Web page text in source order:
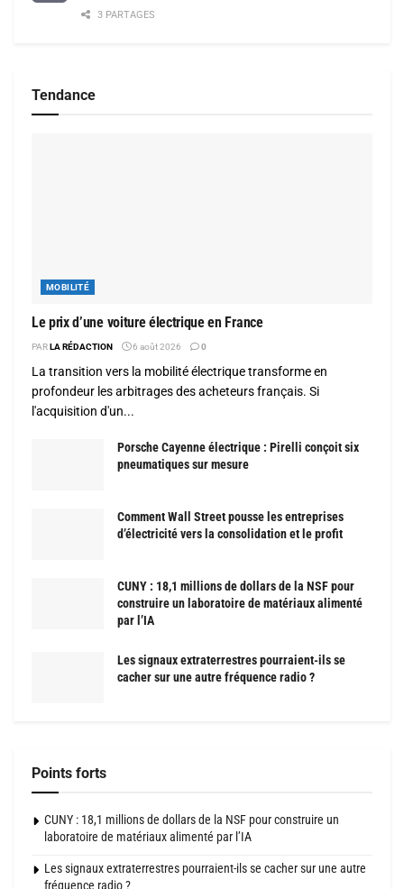
3 PARTAGES
Tendance
MOBILITÉ
Le prix d’une voiture électrique en France
PARLA RÉDACTION 6 août 2026 0
La transition vers la mobilité électrique transforme en
profondeur les arbitrages des acheteurs français. Si
l'acquisition d'un...
Porsche Cayenne électrique : Pirelli conçoit six
pneumatiques sur mesure
Comment Wall Street pousse les entreprises
d’électricité vers la consolidation et le profit
CUNY : 18,1 millions de dollars de la NSF pour
construire un laboratoire de matériaux alimenté
par l’IA
Les signaux extraterrestres pourraient-ils se
cacher sur une autre fréquence radio ?
Points forts
CUNY : 18,1 millions de dollars de la NSF pour construire un
laboratoire de matériaux alimenté par l’IA
Les signaux extraterrestres pourraient-ils se cacher sur une autre
fréquence radio ?